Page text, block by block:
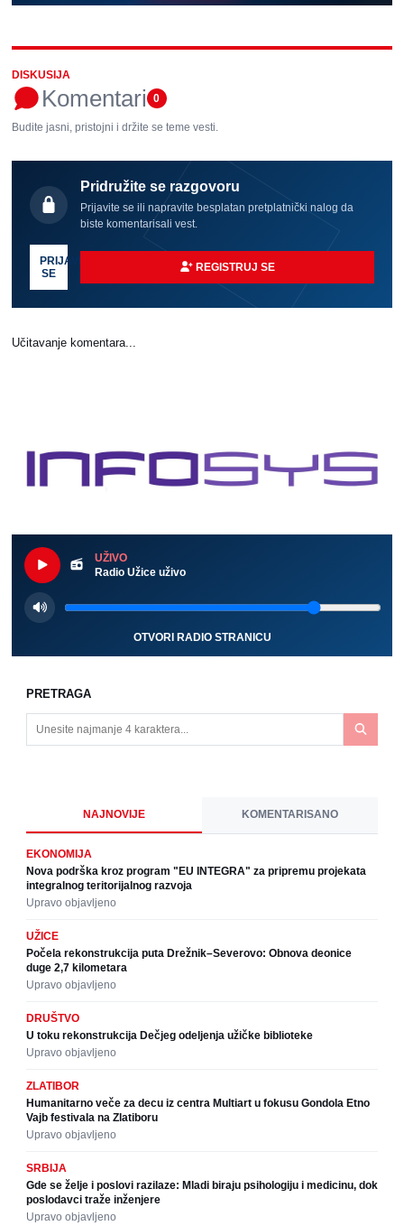
DISKUSIJA
Komentari 0
Budite jasni, pristojni i držite se teme vesti.
Pridružite se razgovoru
Prijavite se ili napravite besplatan pretplatnički nalog da
biste komentarisali vest.
PRIJAVI
SE
REGISTRUJ SE
Učitavanje komentara...
UŽIVO
Radio Užice uživo
OTVORI RADIO STRANICU
PRETRAGA
NAJNOVIJE KOMENTARISANO
EKONOMIJA
Nova podrška kroz program "EU INTEGRA" za pripremu projekata
integralnog teritorijalnog razvoja
Upravo objavljeno
UŽICE
Počela rekonstrukcija puta Drežnik–Severovo: Obnova deonice
duge 2,7 kilometara
Upravo objavljeno
DRUŠTVO
U toku rekonstrukcija Dečjeg odeljenja užičke biblioteke
Upravo objavljeno
ZLATIBOR
Humanitarno veče za decu iz centra Multiart u fokusu Gondola Etno
Vajb festivala na Zlatiboru
Upravo objavljeno
SRBIJA
Gde se želje i poslovi razilaze: Mladi biraju psihologiju i medicinu, dok
poslodavci traže inženjere
Upravo objavljeno